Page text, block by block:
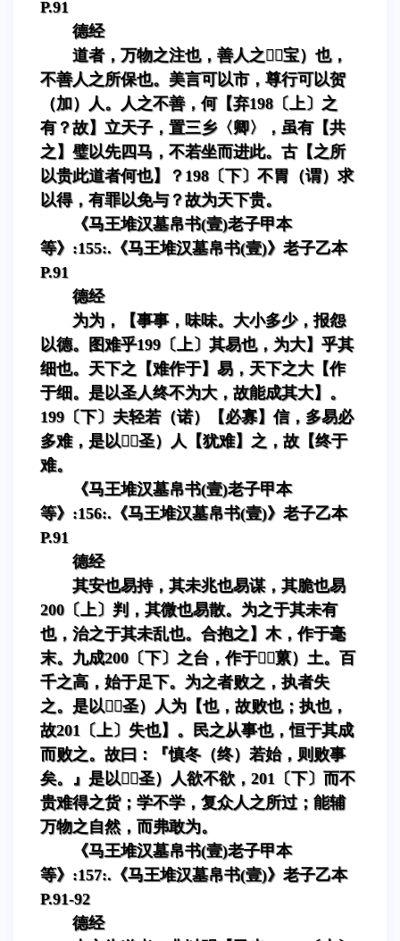
P.91
德经
道者，万物之注也，善人之（宝）也，
不善人之所保也。美言可以市，尊行可以贺
（加）人。人之不善，何【弃198〔上〕之
有？故】立天子，置三乡〈卿〉，虽有【共
之】璧以先四马，不若坐而进此。古【之所
以贵此道者何也】？198〔下〕不胃（谓）求
以得，有罪以免与？故为天下贵。
《马王堆汉墓帛书(壹)老子甲本
等》:155:.《马王堆汉墓帛书(壹)》老子乙本
P.91
德经
为为，【事事，味味。大小多少，报怨
以德。图难乎199〔上〕其易也，为大】乎其
细也。天下之【难作于】易，天下之大【作
于细。是以圣人终不为大，故能成其大】。
199〔下〕夫轻若（诺）【必寡】信，多易必
多难，是以（圣）人【犹难】之，故【终于
难。
《马王堆汉墓帛书(壹)老子甲本
等》:156:.《马王堆汉墓帛书(壹)》老子乙本
P.91
德经
其安也易持，其未兆也易谋，其脆也易
200〔上〕判，其微也易散。为之于其未有
也，治之于其未乱也。合抱之】木，作于毫
末。九成200〔下〕之台，作于（蔂）土。百
千之高，始于足下。为之者败之，执者失
之。是以（圣）人为【也，故败也；执也，
故201〔上〕失也】。民之从事也，恒于其成
而败之。故曰：『慎冬（终）若始，则败事
矣。』是以（圣）人欲不欲，201〔下〕而不
贵难得之货；学不学，复众人之所过；能辅
万物之自然，而弗敢为。
《马王堆汉墓帛书(壹)老子甲本
等》:157:.《马王堆汉墓帛书(壹)》老子乙本
P.91-92
德经